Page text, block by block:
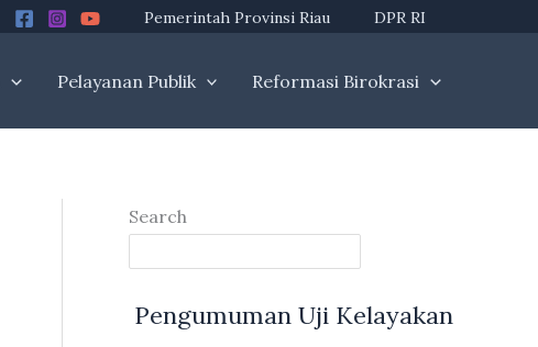
Pemerintah Provinsi Riau DPR RI
Pelayanan Publik Reformasi Birokrasi
Search
Pengumuman Uji Kelayakan